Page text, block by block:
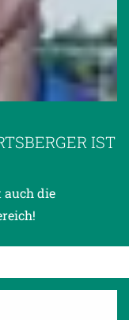
IST
auch die